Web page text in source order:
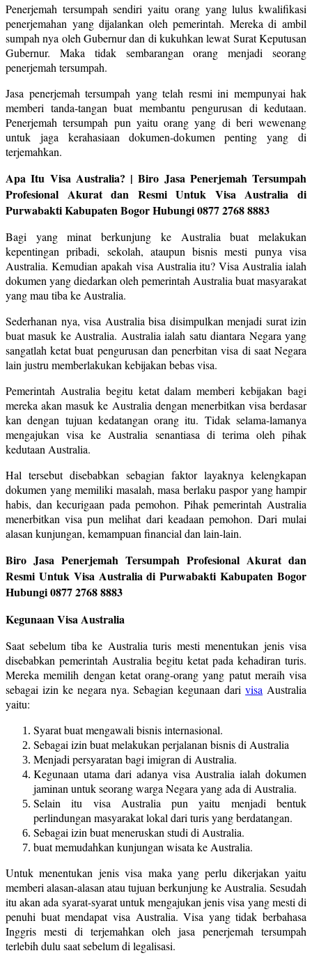
Penerjemah tersumpah sendiri yaitu orang yang lulus kwalifikasi
penerjemahan yang dijalankan oleh pemerintah. Mereka di ambil
sumpah nya oleh Gubernur dan di kukuhkan lewat Surat Keputusan
Gubernur. Maka tidak sembarangan orang menjadi seorang
penerjemah tersumpah.
Jasa penerjemah tersumpah yang telah resmi ini mempunyai hak
memberi tanda-tangan buat membantu pengurusan di kedutaan.
Penerjemah tersumpah pun yaitu orang yang di beri wewenang
untuk jaga kerahasiaan dokumen-dokumen penting yang di
terjemahkan.
Apa Itu Visa Australia? | Biro Jasa Penerjemah Tersumpah
Profesional Akurat dan Resmi Untuk Visa Australia di
Purwabakti Kabupaten Bogor Hubungi 0877 2768 8883
Bagi yang minat berkunjung ke Australia buat melakukan
kepentingan pribadi, sekolah, ataupun bisnis mesti punya visa
Australia. Kemudian apakah visa Australia itu? Visa Australia ialah
dokumen yang diedarkan oleh pemerintah Australia buat masyarakat
yang mau tiba ke Australia.
Sederhanan nya, visa Australia bisa disimpulkan menjadi surat izin
buat masuk ke Australia. Australia ialah satu diantara Negara yang
sangatlah ketat buat pengurusan dan penerbitan visa di saat Negara
lain justru memberlakukan kebijakan bebas visa.
Pemerintah Australia begitu ketat dalam memberi kebijakan bagi
mereka akan masuk ke Australia dengan menerbitkan visa berdasar
kan dengan tujuan kedatangan orang itu. Tidak selama-lamanya
mengajukan visa ke Australia senantiasa di terima oleh pihak
kedutaan Australia.
Hal tersebut disebabkan sebagian faktor layaknya kelengkapan
dokumen yang memiliki masalah, masa berlaku paspor yang hampir
habis, dan kecurigaan pada pemohon. Pihak pemerintah Australia
menerbitkan visa pun melihat dari keadaan pemohon. Dari mulai
alasan kunjungan, kemampuan financial dan lain-lain.
Biro Jasa Penerjemah Tersumpah Profesional Akurat dan
Resmi Untuk Visa Australia di Purwabakti Kabupaten Bogor
Hubungi 0877 2768 8883
Kegunaan Visa Australia
Saat sebelum tiba ke Australia turis mesti menentukan jenis visa
disebabkan pemerintah Australia begitu ketat pada kehadiran turis.
Mereka memilih dengan ketat orang-orang yang patut meraih visa
sebagai izin ke negara nya. Sebagian kegunaan darivisa Australia
yaitu:
Syarat buat mengawali bisnis internasional.
Sebagai izin buat melakukan perjalanan bisnis di Australia
Menjadi persyaratan bagi imigran di Australia.
Kegunaan utama dari adanya visa Australia ialah dokumen
jaminan untuk seorang warga Negara yang ada di Australia.
Selain itu visa Australia pun yaitu menjadi bentuk
perlindungan masyarakat lokal dari turis yang berdatangan.
Sebagai izin buat meneruskan studi di Australia.
buat memudahkan kunjungan wisata ke Australia.
Untuk menentukan jenis visa maka yang perlu dikerjakan yaitu
memberi alasan-alasan atau tujuan berkunjung ke Australia. Sesudah
itu akan ada syarat-syarat untuk mengajukan jenis visa yang mesti di
penuhi buat mendapat visa Australia. Visa yang tidak berbahasa
Inggris mesti di terjemahkan oleh jasa penerjemah tersumpah
terlebih dulu saat sebelum di legalisasi.